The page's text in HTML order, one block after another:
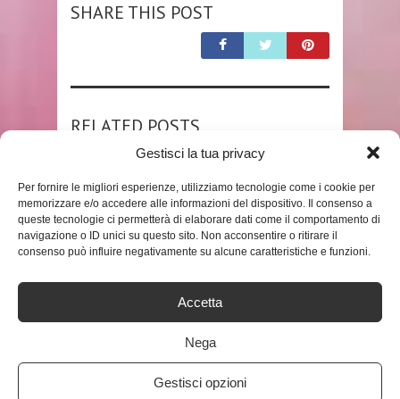
Gestisci la tua privacy
Per fornire le migliori esperienze, utilizziamo tecnologie come i cookie per
memorizzare e/o accedere alle informazioni del dispositivo. Il consenso a
queste tecnologie ci permetterà di elaborare dati come il comportamento di
navigazione o ID unici su questo sito. Non acconsentire o ritirare il
consenso può influire negativamente su alcune caratteristiche e funzioni.
Accetta
Nega
Gestisci opzioni
SHARE THIS POST
RELATED POSTS
AMAZONBASICS – SEDIA A
SDRAIO ZERO GRAVITY,
IMBOTTITA, NERO, SET ...